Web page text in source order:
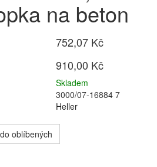
na beton
752,07 Kč
910,00 Kč
Skladem
3000/07-16884 7
Heller
oblíbených